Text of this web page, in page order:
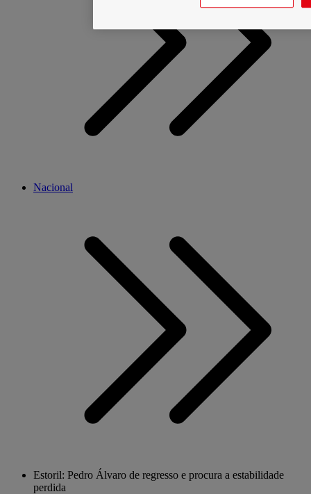
Nacional
Estoril: Pedro Álvaro de regresso e procura a estabilidade
perdida